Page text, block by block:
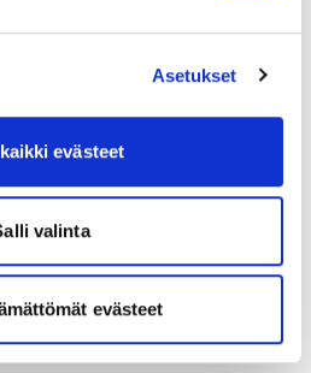
Asetukset
evästeet
valinta
evästeet